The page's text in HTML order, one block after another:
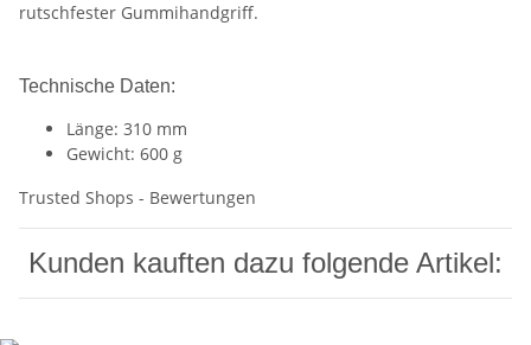
rutschfester Gummihandgriff.
Technische Daten:
Länge: 310 mm
Gewicht: 600 g
Trusted Shops - Bewertungen
Kunden kauften dazu folgende Artikel: